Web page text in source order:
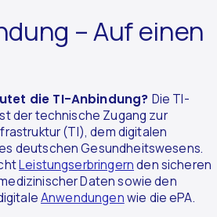
– Auf einen
die TI-Anbindung? Die TI-
der technische Zugang zur
(TI), dem digitalen
deutschen Gesundheitswesens.
Leistungserbringernden sicheren
Daten sowie den
Anwendungenwie die ePA.